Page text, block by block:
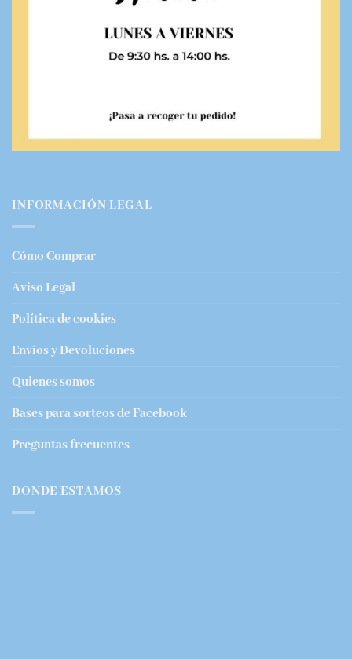
INFORMACIÓN LEGAL
Cómo Comprar
Aviso Legal
Política de cookies
Envíos y Devoluciones
Quienes somos
Bases para sorteos de Facebook
Preguntas frecuentes
DONDE ESTAMOS